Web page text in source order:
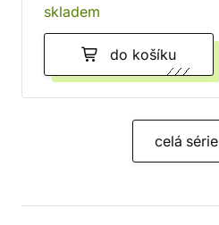
skladem
do košíku
celá série